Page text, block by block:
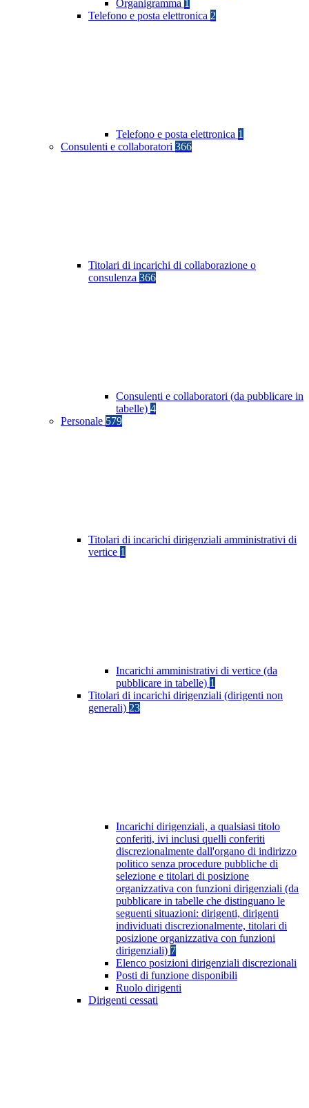
Organigramma 1
Telefono e posta elettronica 2
Telefono e posta elettronica 1
Consulenti e collaboratori 366
Titolari di incarichi di collaborazione o
consulenza 366
Consulenti e collaboratori (da pubblicare in
tabelle) 4
Personale 579
Titolari di incarichi dirigenziali amministrativi di
vertice 1
Incarichi amministrativi di vertice (da
pubblicare in tabelle) 1
Titolari di incarichi dirigenziali (dirigenti non
generali) 23
Incarichi dirigenziali, a qualsiasi titolo
conferiti, ivi inclusi quelli conferiti
discrezionalmente dall'organo di indirizzo
politico senza procedure pubbliche di
selezione e titolari di posizione
organizzativa con funzioni dirigenziali (da
pubblicare in tabelle che distinguano le
seguenti situazioni: dirigenti, dirigenti
individuati discrezionalmente, titolari di
posizione organizzativa con funzioni
dirigenziali) 7
Elenco posizioni dirigenziali discrezionali
Posti di funzione disponibili
Ruolo dirigenti
Dirigenti cessati